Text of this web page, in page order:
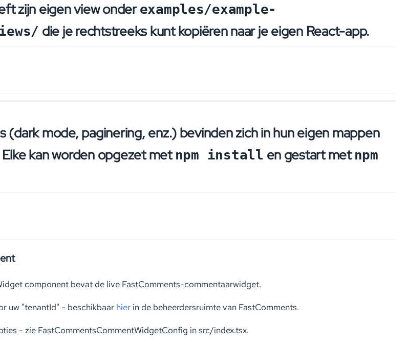
zijn eigen view onderexamples/example-
die je rechtstreeks kunt kopiëren naar je eigen React-app.
(dark mode, paginering, enz.) bevinden zich in hun eigen mappen
Elke kan worden opgezet metnpm install en gestart met npm
component bevat de live FastComments-commentaarwidget.
uw "tenantId" - beschikbaar hier in de beheerdersruimte van FastComments.
- zie FastCommentsCommentWidgetConfig in src/index.tsx.